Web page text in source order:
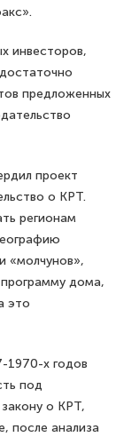
инвесторов,
предложенных
проект
о КРТ.
регионам
«молчунов»,
программу дома,
это
1970-х годов
под
о КРТ,
после анализа